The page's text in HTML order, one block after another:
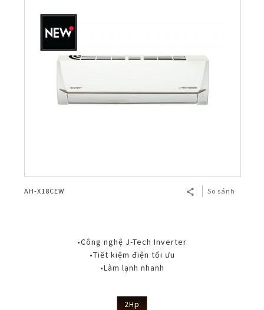
AH-X18CEW So sánh
•Công nghệ J-Tech Inverter
•Tiết kiệm điện tối ưu
•Làm lạnh nhanh
2Hp